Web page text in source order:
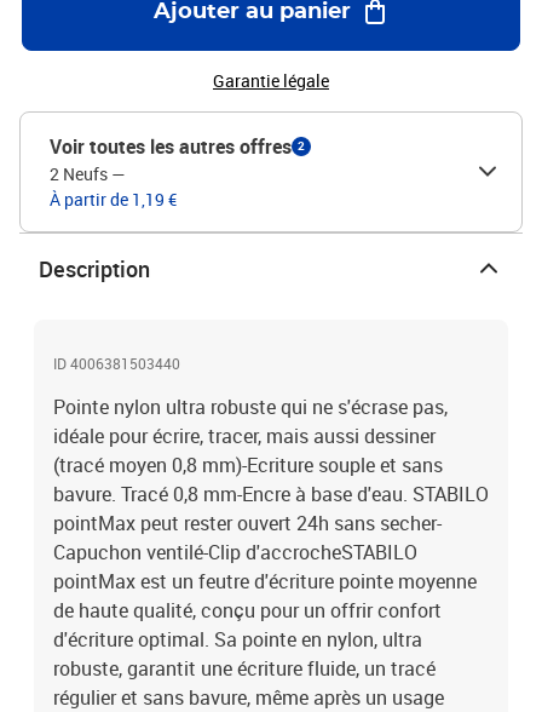
Ajouter au panier
Garantie légale
Voir toutes les autres offres 2
2 Neufs —
À partir de 1,19 €
Description
ID 4006381503440
Pointe nylon ultra robuste qui ne s'écrase pas,
idéale pour écrire, tracer, mais aussi dessiner
(tracé moyen 0,8 mm)-Ecriture souple et sans
bavure. Tracé 0,8 mm-Encre à base d'eau. STABILO
pointMax peut rester ouvert 24h sans secher-
Capuchon ventilé-Clip d'accrocheSTABILO
pointMax est un feutre d'écriture pointe moyenne
de haute qualité, conçu pour un offrir confort
d'écriture optimal. Sa pointe en nylon, ultra
robuste, garantit une écriture fluide, un tracé
régulier et sans bavure, même après un usage